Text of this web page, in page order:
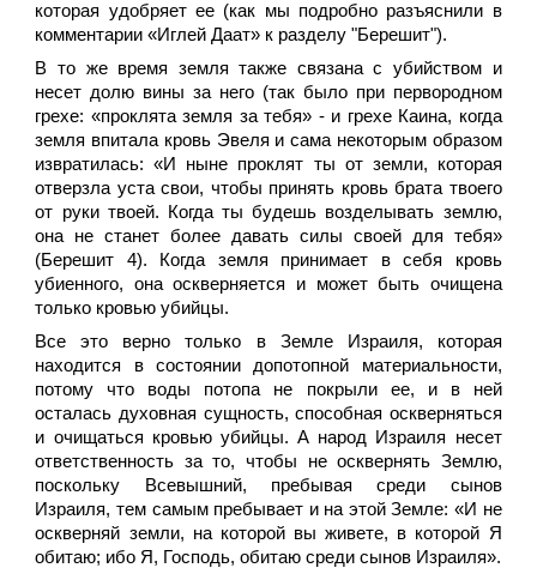
которая удобряет ее (как мы подробно разъяснили в
комментарии «Иглей Даат» к разделу "Берешит").
В то же время земля также связана с убийством и
несет долю вины за него (так было при первородном
грехе: «проклята земля за тебя» - и грехе Каина, когда
земля впитала кровь Эвеля и сама некоторым образом
извратилась: «И ныне проклят ты от земли, которая
отверзла уста свои, чтобы принять кровь брата твоего
от руки твоей. Когда ты будешь возделывать землю,
она не станет более давать силы своей для тебя»
(Берешит 4). Когда земля принимает в себя кровь
убиенного, она оскверняется и может быть очищена
только кровью убийцы.
Все это верно только в Земле Израиля, которая
находится в состоянии допотопной материальности,
потому что воды потопа не покрыли ее, и в ней
осталась духовная сущность, способная оскверняться
и очищаться кровью убийцы. А народ Израиля несет
ответственность за то, чтобы не осквернять Землю,
поскольку Всевышний, пребывая среди сынов
Израиля, тем самым пребывает и на этой Земле: «И не
оскверняй земли, на которой вы живете, в которой Я
обитаю; ибо Я, Господь, обитаю среди сынов Израиля».